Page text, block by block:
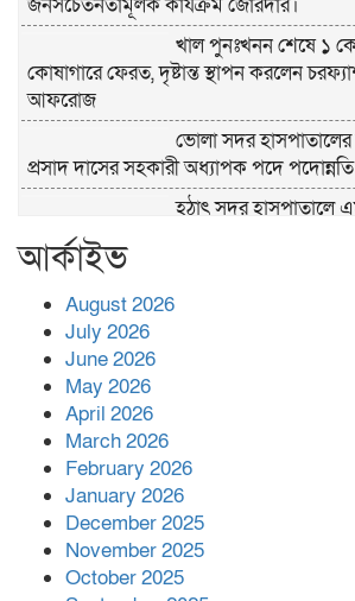
জনসচেতনতামূলক কার্যক্রম জোরদার।
খাল পুনঃখনন শেষে ১
কোষাগারে ফেরত, দৃষ্টান্ত স্থাপন করলেন
আফরোজ
ভোলা সদর
প্রসাদ দাসের সহকারী অধ্যাপক পদে
হঠাৎ সদর হাসপাতালে
পাশে দাঁড়িয়ে শুনলেন সেবার বাস্তব চিত্র
৩০ জুলাই একযোগে
বোরহানউদ্দিনে জমি
সংঘবদ্ধ হামলার
আর্কাইভ
August 2026
July 2026
June 2026
May 2026
April 2026
March 2026
February 2026
January 2026
December 2025
November 2025
October 2025